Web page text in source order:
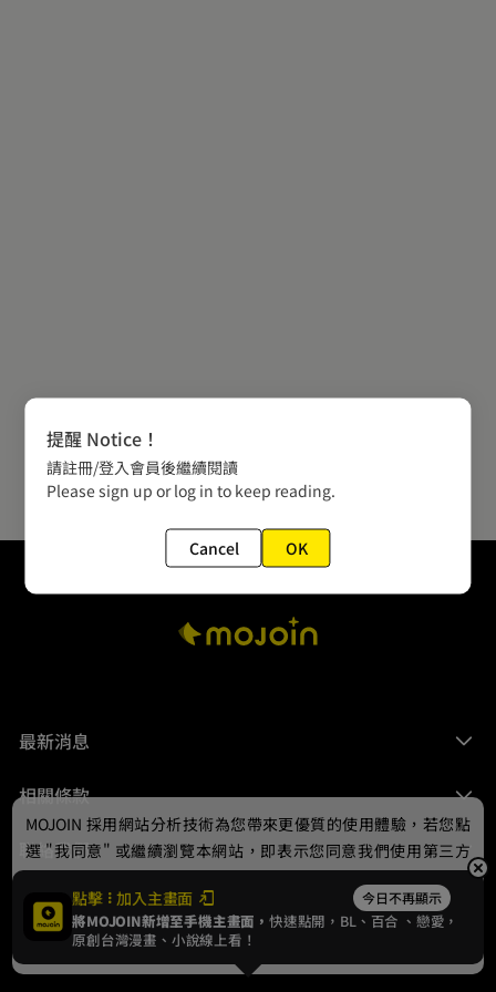
最新消息
相關條款
聯絡我們
© 2024 gamania Digital Entertainment Co., Ltd.
點擊 加入主畫面 今日不再顯示
將MOJOIN新增至手機主畫面，快速點開，BL、 百合 、戀愛，
原創台灣漫畫、小說線上看！
MOJOIN 採用網站分析技術為您帶來更優質的使用體驗，若您點
選 "我同意" 或繼續瀏覽本網站，即表示您同意我們使用第三方
Cookie，欲瞭解更多資訊請見隱私權政策。
我同意
提醒 Notice！
請註冊/登入會員後繼續閱讀
Please sign up or log in to keep reading.
Cancel OK